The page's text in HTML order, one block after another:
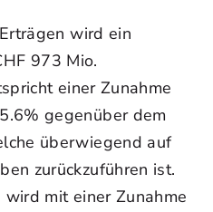
wird ein
973 Mio.
einer Zunahme
gegenüber dem
überwiegend auf
zurückzuführen ist.
mit einer Zunahme